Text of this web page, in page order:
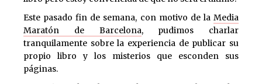
Este pasado fin de semana, con motivo de la Media
Maratón de Barcelona, pudimos charlar
tranquilamente sobre la experiencia de publicar su
propio libro y los misterios que esconden sus
páginas.